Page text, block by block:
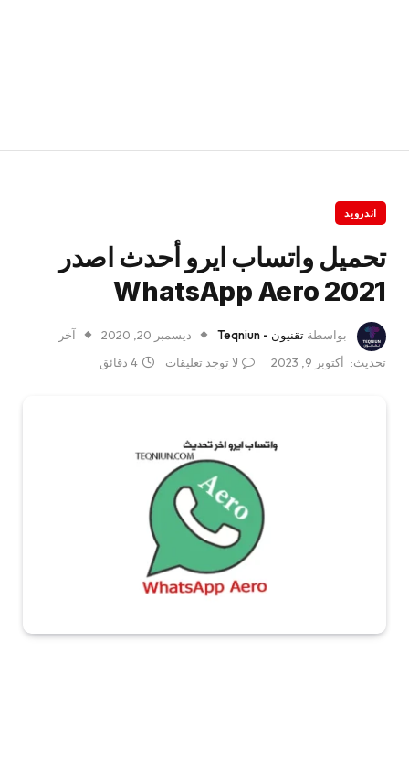
اندرويد
تحميل واتساب ايرو أحدث اصدر
2021 WhatsApp Aero
بواسطة تقنيون - Teqniun ديسمبر 20, 2020
آخر
تحديث:
أكتوبر 9, 2023 لا توجد تعليقات 4 دقائق